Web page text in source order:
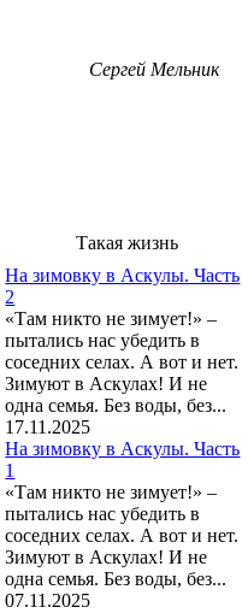
Сергей Мельник
Такая жизнь
На зимовку в Аскулы. Часть
2
«Там никто не зимует!» –
пытались нас убедить в
соседних селах. А вот и нет.
Зимуют в Аскулах! И не
одна семья. Без воды, без...
17.11.2025
На зимовку в Аскулы. Часть
1
«Там никто не зимует!» –
пытались нас убедить в
соседних селах. А вот и нет.
Зимуют в Аскулах! И не
одна семья. Без воды, без...
07.11.2025